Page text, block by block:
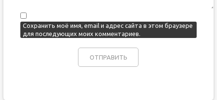
Сохранить моё имя, email и адрес сайта в этом браузере
для последующих моих комментариев.